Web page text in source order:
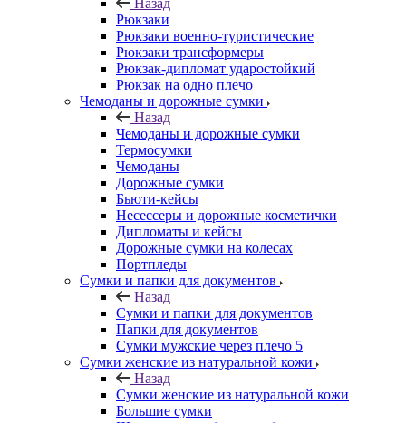
Назад
Рюкзаки
Рюкзаки военно-туристические
Рюкзаки трансформеры
Рюкзак-дипломат ударостойкий
Рюкзак на одно плечо
Чемоданы и дорожные сумки
Назад
Чемоданы и дорожные сумки
Термосумки
Чемоданы
Дорожные сумки
Бьюти-кейсы
Несессеры и дорожные косметички
Дипломаты и кейсы
Дорожные сумки на колесах
Портпледы
Сумки и папки для документов
Назад
Сумки и папки для документов
Папки для документов
Сумки мужские через плечо 5
Сумки женские из натуральной кожи
Назад
Сумки женские из натуральной кожи
Большие сумки